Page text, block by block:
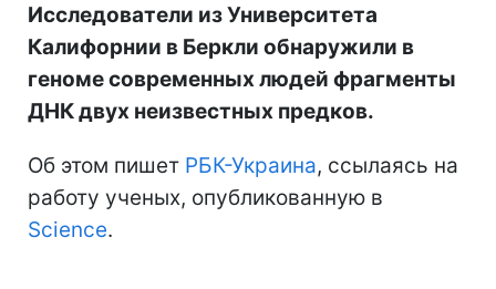
Исследователи из Университета
Калифорнии в Беркли обнаружили в
геноме современных людей фрагменты
ДНК двух неизвестных предков.
Об этом пишет РБК-Украина, ссылаясь на
работу ученых, опубликованную в
Science.